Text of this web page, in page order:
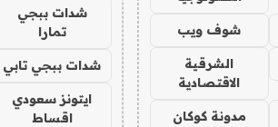
شوف ويب
الشرقية
الاقتصادية
مدونة كوكان
شدات ببجي
تمارا
شدات ببجي تابي
ايتونز سعودي
اقساط